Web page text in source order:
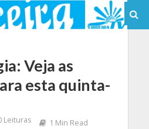
Veja as
esta quinta-
Leituras 1 Min Read